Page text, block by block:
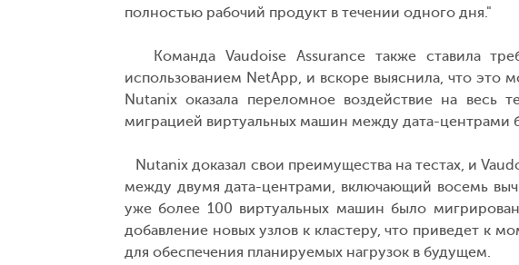
полностью рабочий продукт в течении одного дня."
Команда Vaudoise Assurance также ставила
использованием NetApp, и вскоре выяснила, что это
Nutanix оказала переломное воздействие на весь
миграцией виртуальных машин между дата-центрами
Nutanix доказал свои преимущества на тестах, и
между двумя дата-центрами, включающий восемь
уже более 100 виртуальных машин было
добавление новых узлов к кластеру, что приведет к
для обеспечения планируемых нагрузок в будущем.